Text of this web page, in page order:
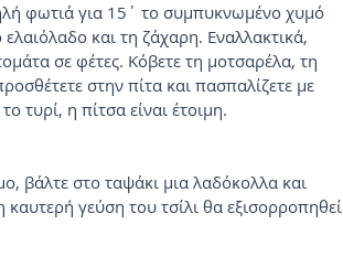
φωτιά για 15΄ το συμπυκνωμένο χυμό
και τη ζάχαρη. Eναλλακτικά,
σε φέτες. Kόβετε τη μοτσαρέλα, τη
στην πίτα και πασπαλίζετε με
τυρί, η πίτσα είναι έτοιμη.
βάλτε στο ταψάκι μια λαδόκολλα και
γεύση του τσίλι θα εξισορροπηθεί